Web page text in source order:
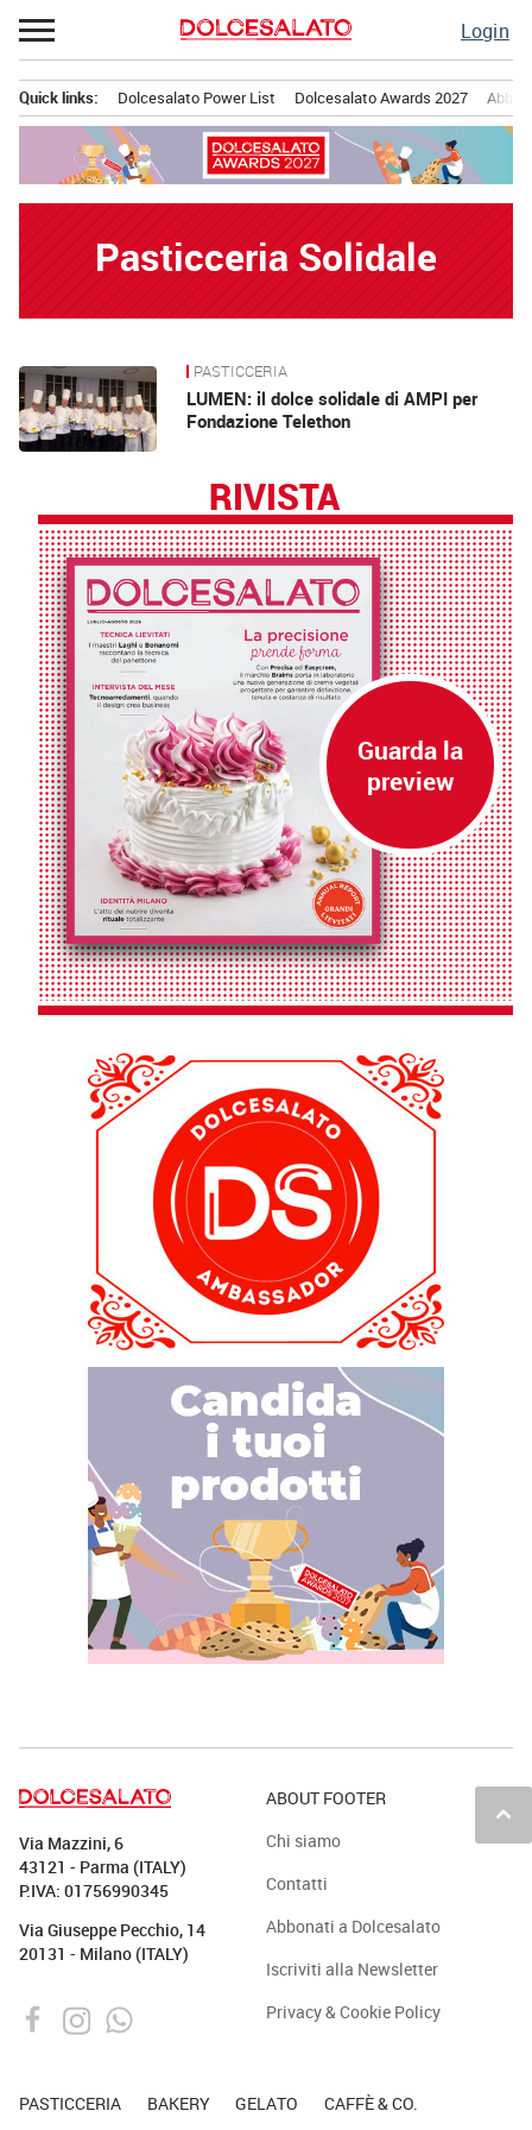
Passa
al
Login
principale
Quick links: Dolcesalato Power List Dolcesalato Awards 2027
Pasticceria Solidale
News PASTICCERIA
LUMEN: il dolce solidale di AMPI per
Fondazione Telethon
RIVISTA
keyboard_arrow_up
Via Mazzini, 6
43121 - Parma (ITALY)
P.IVA: 01756990345
Via Giuseppe Pecchio, 14
20131 - Milano (ITALY)
ABOUT FOOTER
Chi siamo
Contatti
Abbonati a Dolcesalato
Iscriviti alla Newsletter
Privacy & Cookie Policy
PASTICCERIA BAKERY GELATO CAFFÈ & CO.